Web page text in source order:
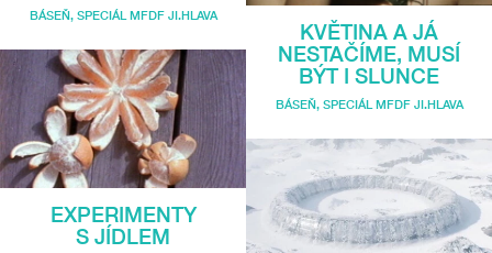
BÁSEŇ, SPECIÁL MFDF JI.HLAVA
EXPERIMENTY
S JÍDLEM
KVĚTINA A JÁ
NESTAČÍME, MUSÍ
BÝT I SLUNCE
BÁSEŇ, SPECIÁL MFDF JI.HLAVA